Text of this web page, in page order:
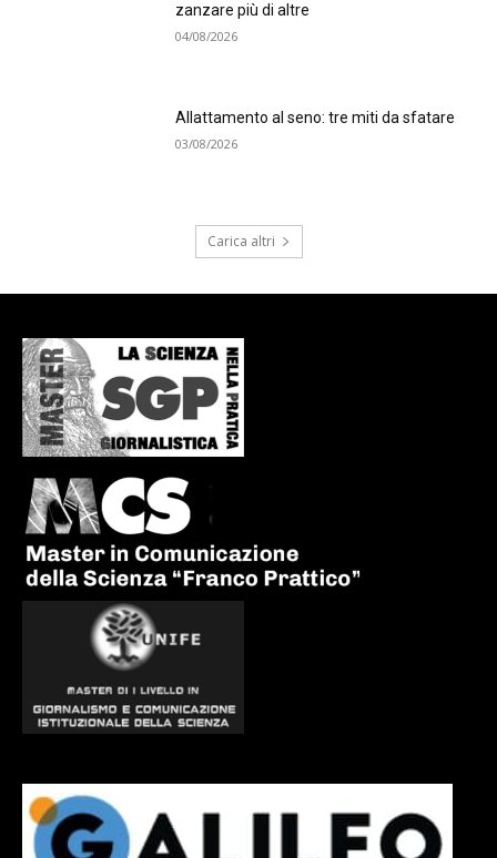
zanzare più di altre
04/08/2026
Allattamento al seno: tre miti da sfatare
03/08/2026
Carica altri